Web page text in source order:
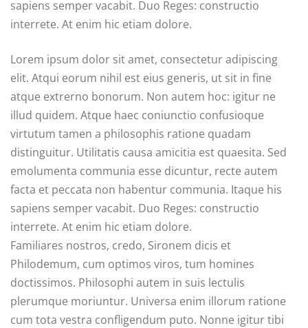
sapiens semper vacabit. Duo Reges: constructio
interrete. At enim hic etiam dolore.
Lorem ipsum dolor sit amet, consectetur adipiscing
elit. Atqui eorum nihil est eius generis, ut sit in fine
atque extrerno bonorum. Non autem hoc: igitur ne
illud quidem. Atque haec coniunctio confusioque
virtutum tamen a philosophis ratione quadam
distinguitur. Utilitatis causa amicitia est quaesita. Sed
emolumenta communia esse dicuntur, recte autem
facta et peccata non habentur communia. Itaque his
sapiens semper vacabit. Duo Reges: constructio
interrete. At enim hic etiam dolore.
Familiares nostros, credo, Sironem dicis et
Philodemum, cum optimos viros, tum homines
doctissimos. Philosophi autem in suis lectulis
plerumque moriuntur. Universa enim illorum ratione
cum tota vestra confligendum puto. Nonne igitur tibi